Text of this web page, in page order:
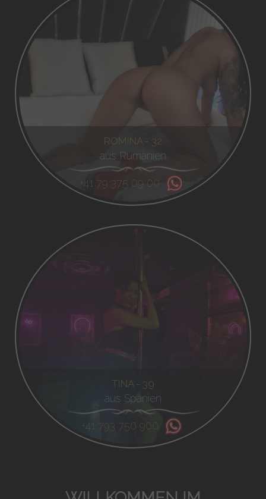
ROMINA - 32
aus Rumänien
+41 79 375 09 00
TINA - 39
aus Spanien
+41 793 750 900